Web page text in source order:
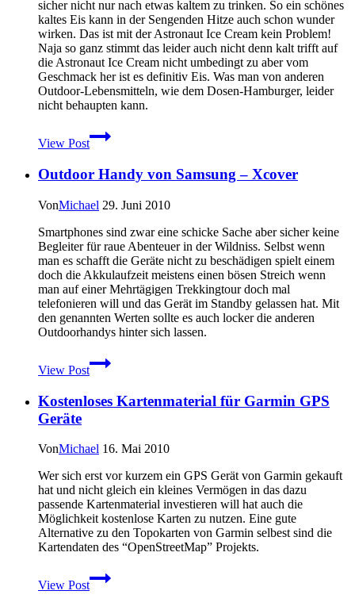
sicher nicht nur nach etwas kaltem zu trinken. So ein schönes
kaltes Eis kann in der Sengenden Hitze auch schon wunder
wirken. Das ist mit der Astronaut Ice Cream kein Problem!
Naja so ganz stimmt das leider auch nicht denn kalt trifft auf
die Astronaut Ice Cream nicht umbedingt zu aber vom
Geschmack her ist es definitiv Eis. Was man von anderen
Outdoor-Lebensmitteln, wie dem Dosen-Hamburger, leider
nicht behaupten kann.
View Post
Astronauten
Eis
Unterwegs
Astronaut
Cream
Outdoor Handy von Samsung – Xcover
VonMichael 29. Juni 2010
Smartphones sind zwar eine schicke Sache aber sicher keine
Begleiter für raue Abenteuer in der Wildniss. Selbst wenn
man es schafft die Geräte nicht zu beschädigen spielt einem
doch die Akkulaufzeit meistens einen bösen Streich wenn
man auf einer Mehrtägigen Trekkingtour doch mal
telefonieren will und das Gerät im Standby gelassen hat. Mit
den genannten Werten sollte es auch locker die anderen
Outdoorhandys hinter sich lassen.
View Post
Outdoor
Handy
Samsung
Kostenloses Kartenmaterial für Garmin GPS
Geräte
VonMichael 16. Mai 2010
Wer sich erst vor kurzem ein GPS Gerät von Garmin gekauft
hat und nicht gleich ein kleines Vermögen in das dazu
passende Kartenmaterial investieren will hat auch die
Möglichkeit kostenlose Karten zu nutzen. Eine gute
Alternative zu den Topokarten von Garmin selbest sind die
Kartendaten des “OpenStreetMap” Projekts.
View Post
Kostenloses
Kartenmaterial